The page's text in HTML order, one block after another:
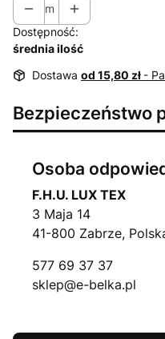
m
Dostępność:
średnia ilość
Dostawa od 15,80 zł -
Bezpieczeństwo
Osoba
F.H.U. LUX TEX
3 Maja 14
41-800 Zabrze,
577 69 37 37
sklep@e-belka.pl